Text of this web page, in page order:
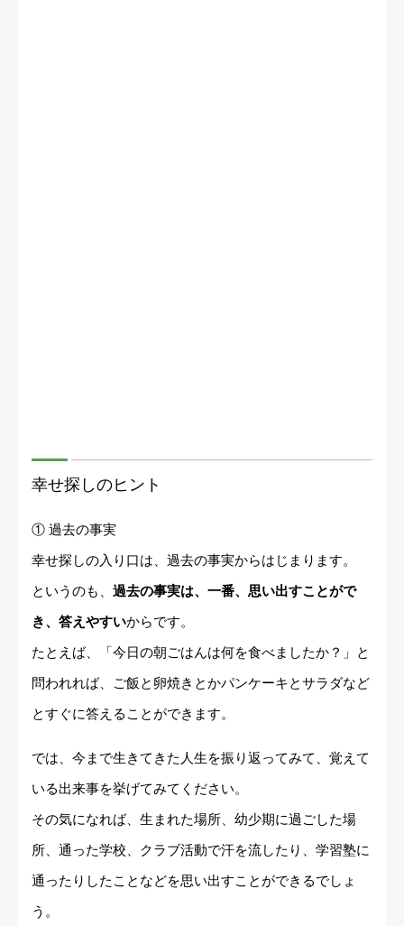
幸せ探しのヒント
① 過去の事実
幸せ探しの入り口は、過去の事実からはじまります。
というのも、 過去の事実は、一番、思い出すことがで
き、答えやすいからです。
たとえば、「今日の朝ごはんは何を食べましたか？」と
問われれば、ご飯と卵焼きとかパンケーキとサラダなど
とすぐに答えることができます。
では、今まで生きてきた人生を振り返ってみて、覚えて
いる出来事を挙げてみてください。
その気になれば、生まれた場所、幼少期に過ごした場
所、通った学校、クラブ活動で汗を流したり、学習塾に
通ったりしたことなどを思い出すことができるでしょ
う。